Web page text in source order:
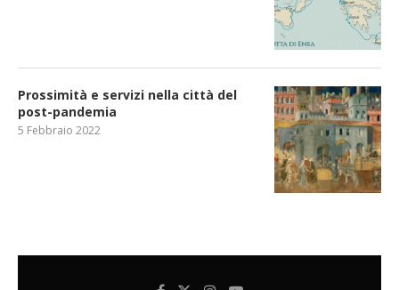
Prossimità e servizi nella città del
post-pandemia
5 Febbraio 2022